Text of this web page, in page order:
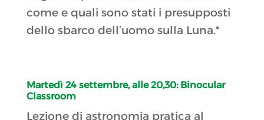
come e quali sono stati i presupposti
dello sbarco dell’uomo sulla Luna.*
Martedì 24 settembre, alle 20,30: Binocular
Classroom
Lezione di astronomia pratica al